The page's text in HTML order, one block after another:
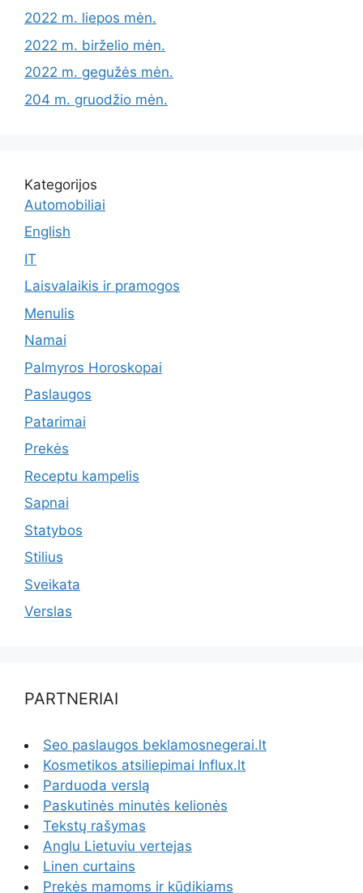
2022 m. liepos mėn.
2022 m. birželio mėn.
2022 m. gegužės mėn.
204 m. gruodžio mėn.
Kategorijos
Automobiliai
English
IT
Laisvalaikis ir pramogos
Menulis
Namai
Palmyros Horoskopai
Paslaugos
Patarimai
Prekės
Receptu kampelis
Sapnai
Statybos
Stilius
Sveikata
Verslas
PARTNERIAI
Seo paslaugos beklamosnegerai.lt
Kosmetikos atsiliepimai Influx.lt
Parduoda verslą
Paskutinės minutės kelionės
Tekstų rašymas
Anglu Lietuviu vertejas
Linen curtains
Prekės mamoms ir kūdikiams